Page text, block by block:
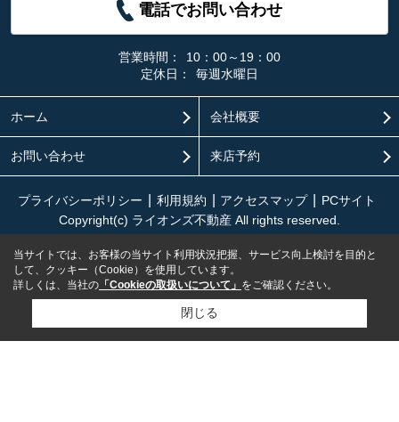
電話でお問い合わせ
営業時間：
10：00～19：00
定休日：
毎週水曜日
ホーム 会社概要
お問い合わせ 来店予約
プライバシーポリシー 利用規約 アクセスマップ
PCサイト
Copyright(c) ライオンズ不動産 All rights reserved.
当サイトでは、お客様の当サイト利用状況把握、サービス向上検討を目的と
して、クッキー（Cookie）を使用しています。
詳しくは、当社の 「Cookieの取扱いについて」 をご確認ください。
閉じる